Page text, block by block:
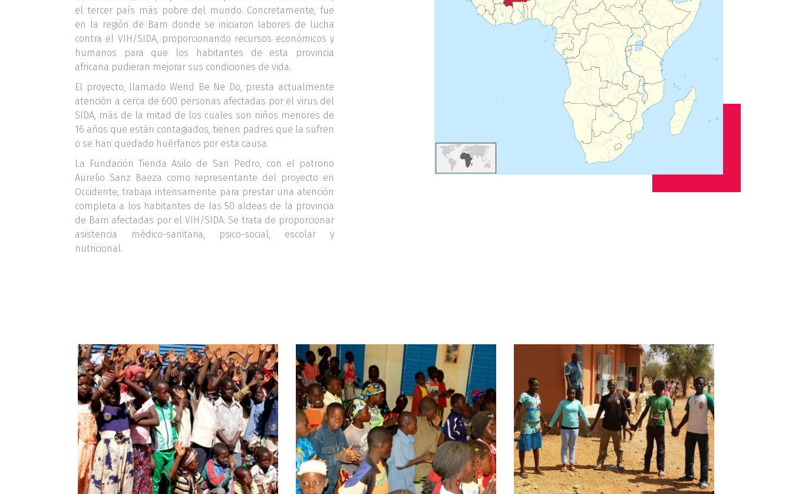
el tercer país más pobre del mundo. Concretamente, fue
en la región de Bam donde se iniciaron labores de lucha
contra el VIH/SIDA, proporcionando recursos económicos y
humanos para que los habitantes de esta provincia
africana pudieran mejorar sus condiciones de vida.
El proyecto, llamado Wend Be Ne Do, presta actualmente
atención a cerca de 600 personas afectadas por el virus del
SIDA, más de la mitad de los cuales son niños menores de
16 años que están contagiados, tienen padres que la sufren
o se han quedado huérfanos por esta causa.
La Fundación Tienda Asilo de San Pedro, con el patrono
Aurelio Sanz Baeza como representante del proyecto en
Occidente, trabaja intensamente para prestar una atención
completa a los habitantes de las 50 aldeas de la provincia
de Bam afectadas por el VIH/SIDA. Se trata de proporcionar
asistencia médico-sanitaria, psico-social, escolar y
nutricional.